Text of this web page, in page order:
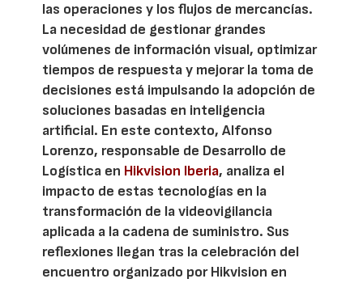
las operaciones y los flujos de mercancías.
La necesidad de gestionar grandes
volúmenes de información visual, optimizar
tiempos de respuesta y mejorar la toma de
decisiones está impulsando la adopción de
soluciones basadas en inteligencia
artificial. En este contexto, Alfonso
Lorenzo, responsable de Desarrollo de
Logística en Hikvision Iberia, analiza el
impacto de estas tecnologías en la
transformación de la videovigilancia
aplicada a la cadena de suministro. Sus
reflexiones llegan tras la celebración del
encuentro organizado por Hikvision en